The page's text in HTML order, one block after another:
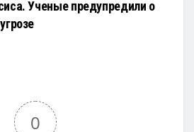
Ученые предупредили о
0